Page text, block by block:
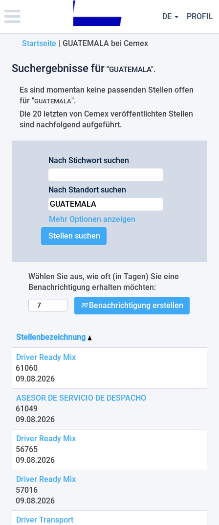
note:
This
website
includes
accessibility
system.
DE PROFIL
Startseite | GUATEMALA bei Cemex(aktuelle
Suchergebnisse für "GUATEMALA".
Es sind momentan keine passenden Stellen offen
für "GUATEMALA".
Die 20 letzten von Cemex veröffentlichten Stellen
sind nachfolgend aufgeführt.
Nach Stichwort suchen
Nach Standort suchen
Mehr Optionen anzeigen
Wählen Sie aus, wie oft (in Tagen) Sie eine
Benachrichtigung erhalten möchten:
Benachrichtigung erstellen
Stellenbezeichnung
Driver Ready Mix
61060
09.08.2026
ASESOR DE SERVICIO DE DESPACHO
61049
09.08.2026
Driver Ready Mix
56765
09.08.2026
Driver Ready Mix
57016
09.08.2026
Driver Transport